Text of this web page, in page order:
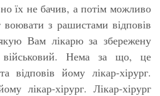
їх не бачив, а потім можливо
з рашистами відповів
Вам лікарю за збережену
військовий. Нема за що, це
відповів йому лікар-хірург.
лікар-хірург. Лікар-хірург